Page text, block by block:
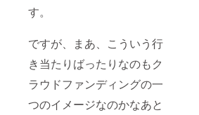
す。
ですが、まあ、こういう行
き当たりばったりなのもク
ラウドファンディングの一
つのイメージなのかなあと